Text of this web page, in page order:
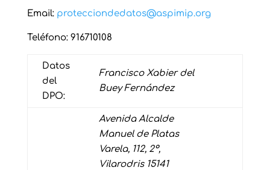
Email: protecciondedatos@aspimip.org
Teléfono: 916710108
Datos
del
DPO:
Francisco Xabier del
Buey Fernández
Avenida Alcalde
Manuel de Platas
Varela, 112, 2º,
Vilarodris 15141